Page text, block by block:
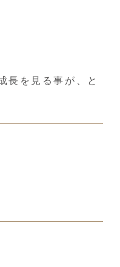
長を見る事が、と